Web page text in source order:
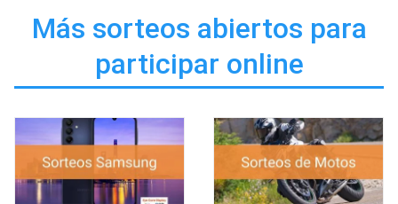
Más sorteos abiertos para
participar online